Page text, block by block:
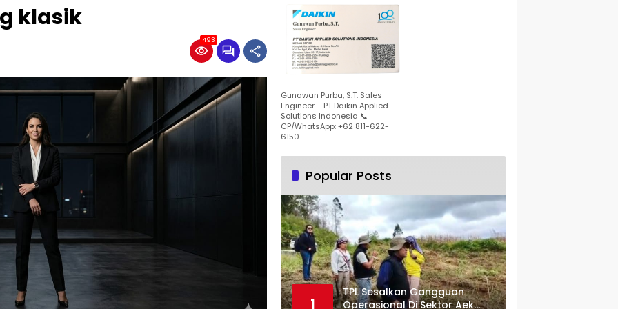
klasik
493
Gunawan Purba, S.T. Sales
Engineer – PT Daikin Applied
Solutions Indonesia 📞
CP/WhatsApp: +62 811-622-
6150
Popular Posts
1
TPL Sesalkan Gangguan
Operasional Di Sektor Aek